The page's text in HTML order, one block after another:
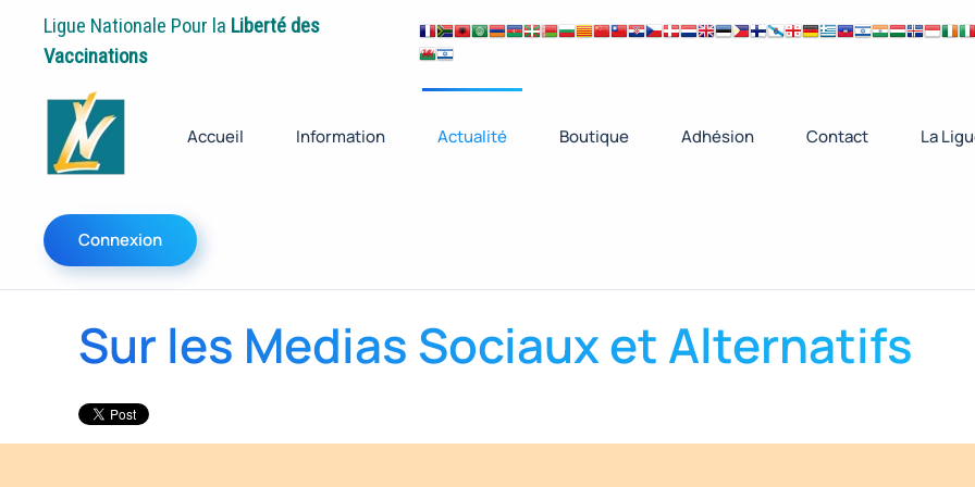
Ligue Nationale Pour la Liberté des
Vaccinations
Accueil Information Actualité Boutique Adhésion Contact La
Connexion
Sur les Medias Sociaux et Alternatifs